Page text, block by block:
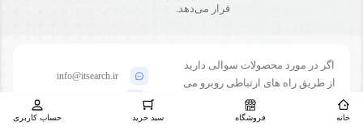
قرار می‌دهد.
اگر در مورد محصولات سوالی دارید
از طریق راه های ارتباطی روبرو می
توانید با ما تماس بگیرید
info@itsearch.ir
09912218770
خانه فروشگاه سبد خرید حساب کاربری